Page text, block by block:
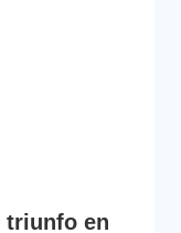
triunfo en